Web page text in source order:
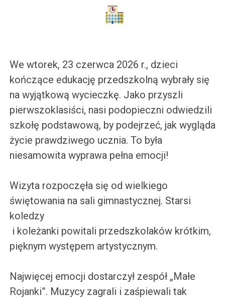
We wtorek, 23 czerwca 2026 r., dzieci
kończące edukację przedszkolną wybrały się
na wyjątkową wycieczkę. Jako przyszli
pierwszoklasiści, nasi podopieczni odwiedzili
szkołę podstawową, by podejrzeć, jak wygląda
życie prawdziwego ucznia. To była
niesamowita wyprawa pełna emocji!
Wizyta rozpoczęła się od wielkiego
świętowania na sali gimnastycznej. Starsi
koledzy
i koleżanki powitali przedszkolaków krótkim,
pięknym występem artystycznym.
Najwięcej emocji dostarczył zespół „Małe
Rojanki”. Muzycy zagrali i zaśpiewali tak